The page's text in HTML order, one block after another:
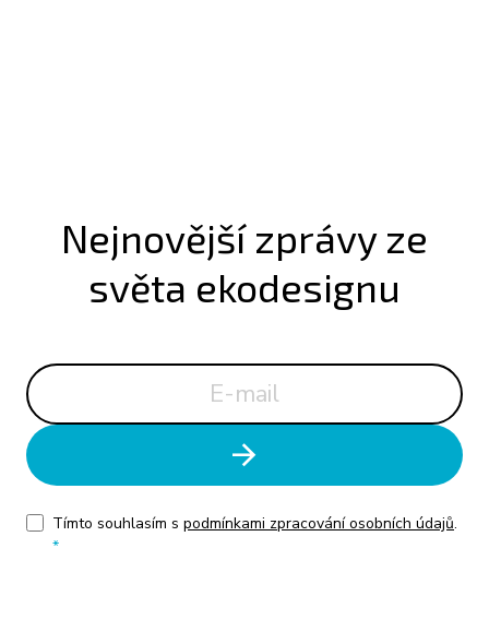
Nejnovější zprávy ze
světa ekodesignu
Tímto souhlasím s podmínkami zpracování osobních údajů.
*